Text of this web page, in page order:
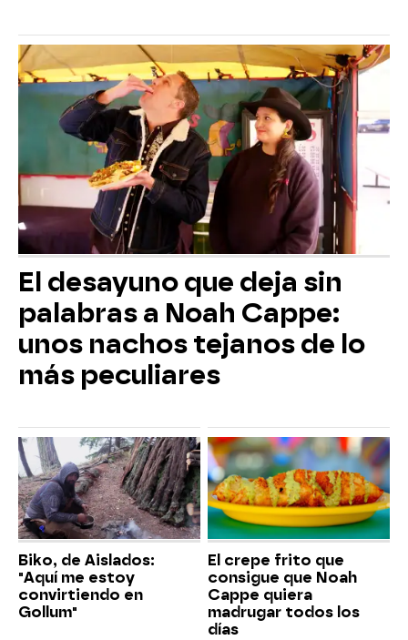
El desayuno que deja sin
palabras a Noah Cappe:
unos nachos tejanos de lo
más peculiares
Biko, de Aislados:
"Aquí me estoy
convirtiendo en
Gollum"
El crepe frito que
consigue que Noah
Cappe quiera
madrugar todos los
días